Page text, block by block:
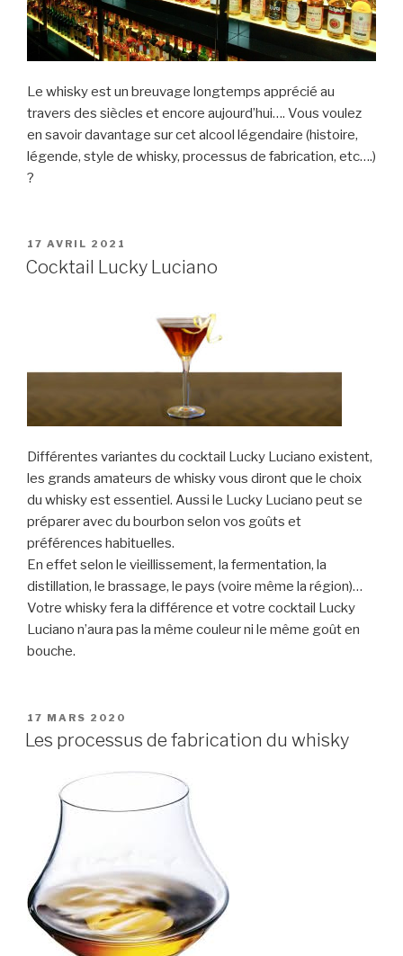
Le whisky est un breuvage longtemps apprécié au
travers des siècles et encore aujourd’hui…. Vous voulez
en savoir davantage sur cet alcool légendaire (histoire,
légende, style de whisky, processus de fabrication, etc….)
?
PUBLIÉ
LE
17 AVRIL 2021
Cocktail Lucky Luciano
Différentes variantes du cocktail Lucky Luciano existent,
les grands amateurs de whisky vous diront que le choix
du whisky est essentiel. Aussi le Lucky Luciano peut se
préparer avec du bourbon selon vos goûts et
préférences habituelles.
En effet selon le vieillissement, la fermentation, la
distillation, le brassage, le pays (voire même la région)…
Votre whisky fera la différence et votre cocktail Lucky
Luciano n’aura pas la même couleur ni le même goût en
bouche.
PUBLIÉ
LE
17 MARS 2020
Les processus de fabrication du whisky